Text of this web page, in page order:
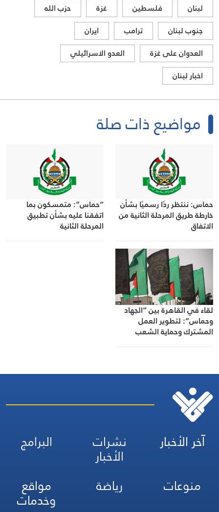
لبنان فلسطين غزة
حزب الله
جنوب لبنان
ترامب
ايران
العدوان على غزة
العدو الاسرائيلي
اخبار لبنان
مواضيع ذات صلة
حماس: ننتظر ردًا رسميًا بشأن
خارطة طريق المرحلة الثانية من
الاتفاق
“حماس”: متمسكون بما
اتفقنا عليه بشأن تطبيق
المرحلة الثانية
لقاء في القاهرة بين “الجهاد
وحماس”: لتطوير العمل
المشترك وحماية الشعب
آخر الأخبار نشرات
الأخبار
البرامج
منوعات
رياضة مواقع
وخدمات